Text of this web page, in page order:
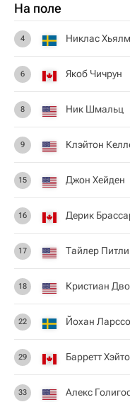
На поле
4 Никлас
6 Якоб Чичрун
8 Ник Шмальц
9 Клэйтон
15 Джон Хейден
16 Дерик
17 Тайлер
18 Кристиан
22 Йохан
29 Барретт
33 Алекс